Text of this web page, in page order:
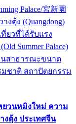
Palace/宮新園
งตุ้ง (Quangdong)
ยวที่ได้รับแรง
Summer Palace)
นสาธารณะขนาด
ชาติ สถาปัตยกรรม
ยวนหมิงใหม่ ความ
ตุ้ง ประเทศจีน